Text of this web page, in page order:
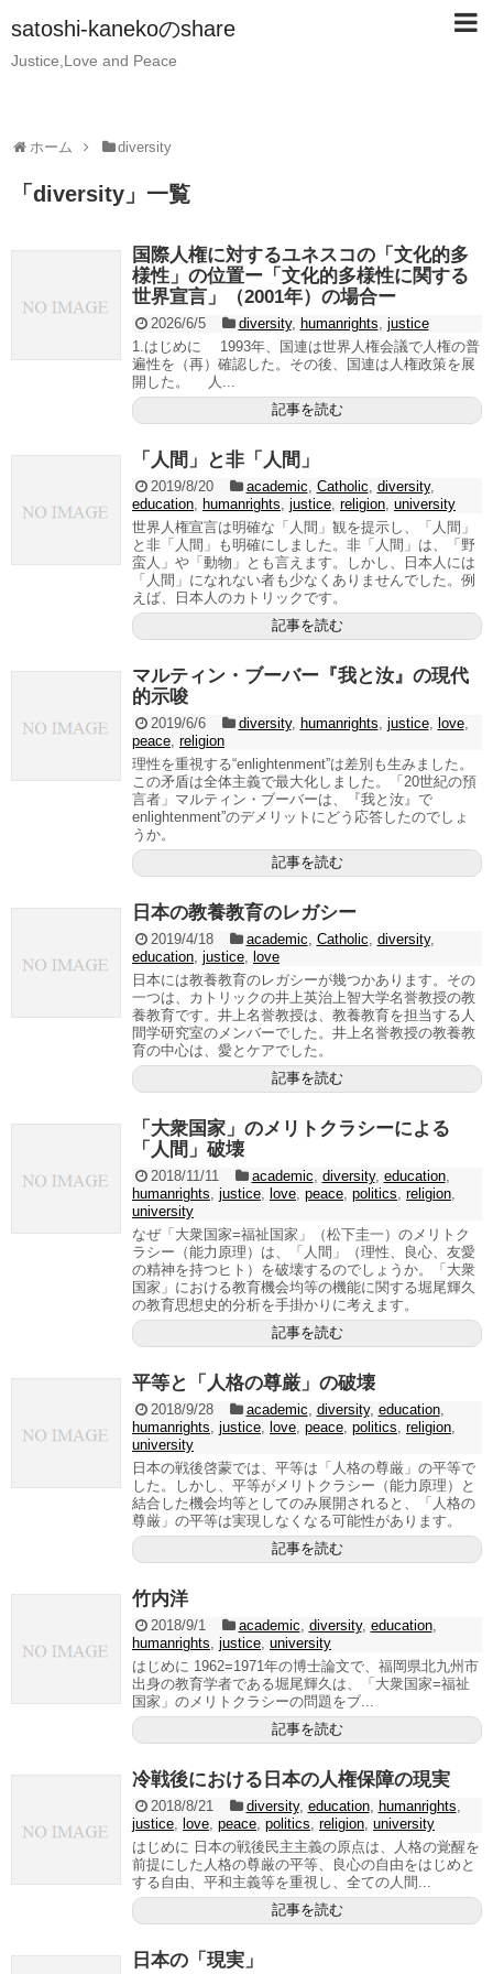
satoshi-kanekoのshare
Justice,Love and Peace
ホーム diversity
「 diversity 」 一覧
国際人権に対するユネスコの「文化的多
様性」の位置ー「文化的多様性に関する
世界宣言」（2001年）の場合ー
2026/6/5 diversity, humanrights, justice
1.はじめに 1993年、国連は世界人権会議で人権の普
遍性を（再）確認した。その後、国連は人権政策を展
開した。 人...
記事を読む
「人間」と非「人間」
2019/8/20 academic, Catholic, diversity,
education, humanrights, justice, religion, university
世界人権宣言は明確な「人間」観を提示し、「人間」
と非「人間」も明確にしました。非「人間」は、「野
蛮人」や「動物」とも言えます。しかし、日本人には
「人間」になれない者も少なくありませんでした。例
えば、日本人のカトリックです。
記事を読む
マルティン・ブーバー『我と汝』の現代
的示唆
2019/6/6 diversity, humanrights, justice, love,
peace, religion
理性を重視する“enlightenment”は差別も生みました。
この矛盾は全体主義で最大化しました。「20世紀の預
言者」マルティン・ブーバーは、『我と汝』で
enlightenment”のデメリットにどう応答したのでしょ
うか。
記事を読む
日本の教養教育のレガシー
2019/4/18 academic, Catholic, diversity,
education, justice, love
日本には教養教育のレガシーが幾つかあります。その
一つは、カトリックの井上英治上智大学名誉教授の教
養教育です。井上名誉教授は、教養教育を担当する人
間学研究室のメンバーでした。井上名誉教授の教養教
育の中心は、愛とケアでした。
記事を読む
「大衆国家」のメリトクラシーによる
「人間」破壊
2018/11/11 academic, diversity, education,
humanrights, justice, love, peace, politics, religion,
university
なぜ「大衆国家=福祉国家」（松下圭一）のメリトク
ラシー（能力原理）は、「人間」（理性、良心、友愛
の精神を持つヒト）を破壊するのでしょうか。「大衆
国家」における教育機会均等の機能に関する堀尾輝久
の教育思想史的分析を手掛かりに考えます。
記事を読む
平等と「人格の尊厳」の破壊
2018/9/28 academic, diversity, education,
humanrights, justice, love, peace, politics, religion,
university
日本の戦後啓蒙では、平等は「人格の尊厳」の平等で
した。しかし、平等がメリトクラシー（能力原理）と
結合した機会均等としてのみ展開されると、「人格の
尊厳」の平等は実現しなくなる可能性があります。
記事を読む
竹内洋
2018/9/1 academic, diversity, education,
humanrights, justice, university
はじめに 1962=1971年の博士論文で、福岡県北九州市
出身の教育学者である堀尾輝久は、「大衆国家=福祉
国家」のメリトクラシーの問題をブ...
記事を読む
冷戦後における日本の人権保障の現実
2018/8/21 diversity, education, humanrights,
justice, love, peace, politics, religion, university
はじめに 日本の戦後民主主義の原点は、人格の覚醒を
前提にした人格の尊厳の平等、良心の自由をはじめと
する自由、平和主義等を重視し、全ての人間...
記事を読む
日本の「現実」